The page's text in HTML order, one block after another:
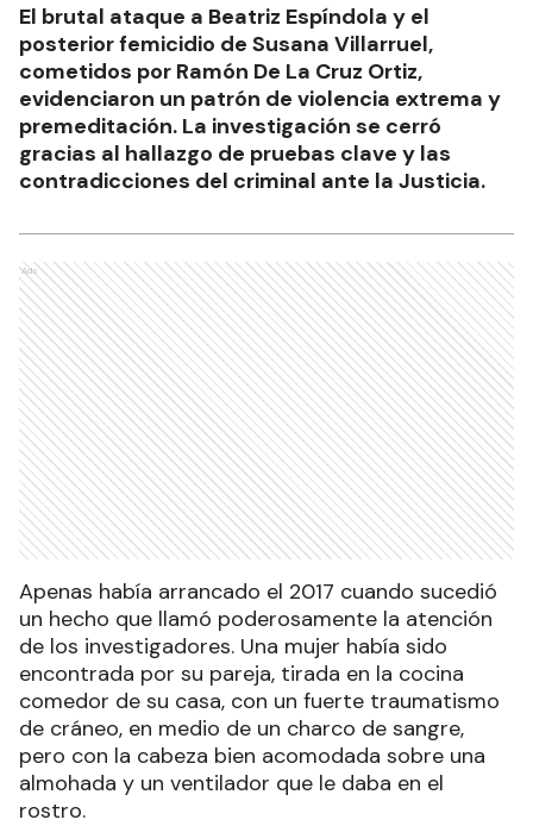
El brutal ataque a Beatriz Espíndola y el
posterior femicidio de Susana Villarruel,
cometidos por Ramón De La Cruz Ortiz,
evidenciaron un patrón de violencia extrema y
premeditación. La investigación se cerró
gracias al hallazgo de pruebas clave y las
contradicciones del criminal ante la Justicia.
Ads
Apenas había arrancado el 2017 cuando sucedió
un hecho que llamó poderosamente la atención
de los investigadores. Una mujer había sido
encontrada por su pareja, tirada en la cocina
comedor de su casa, con un fuerte traumatismo
de cráneo, en medio de un charco de sangre,
pero con la cabeza bien acomodada sobre una
almohada y un ventilador que le daba en el
rostro.